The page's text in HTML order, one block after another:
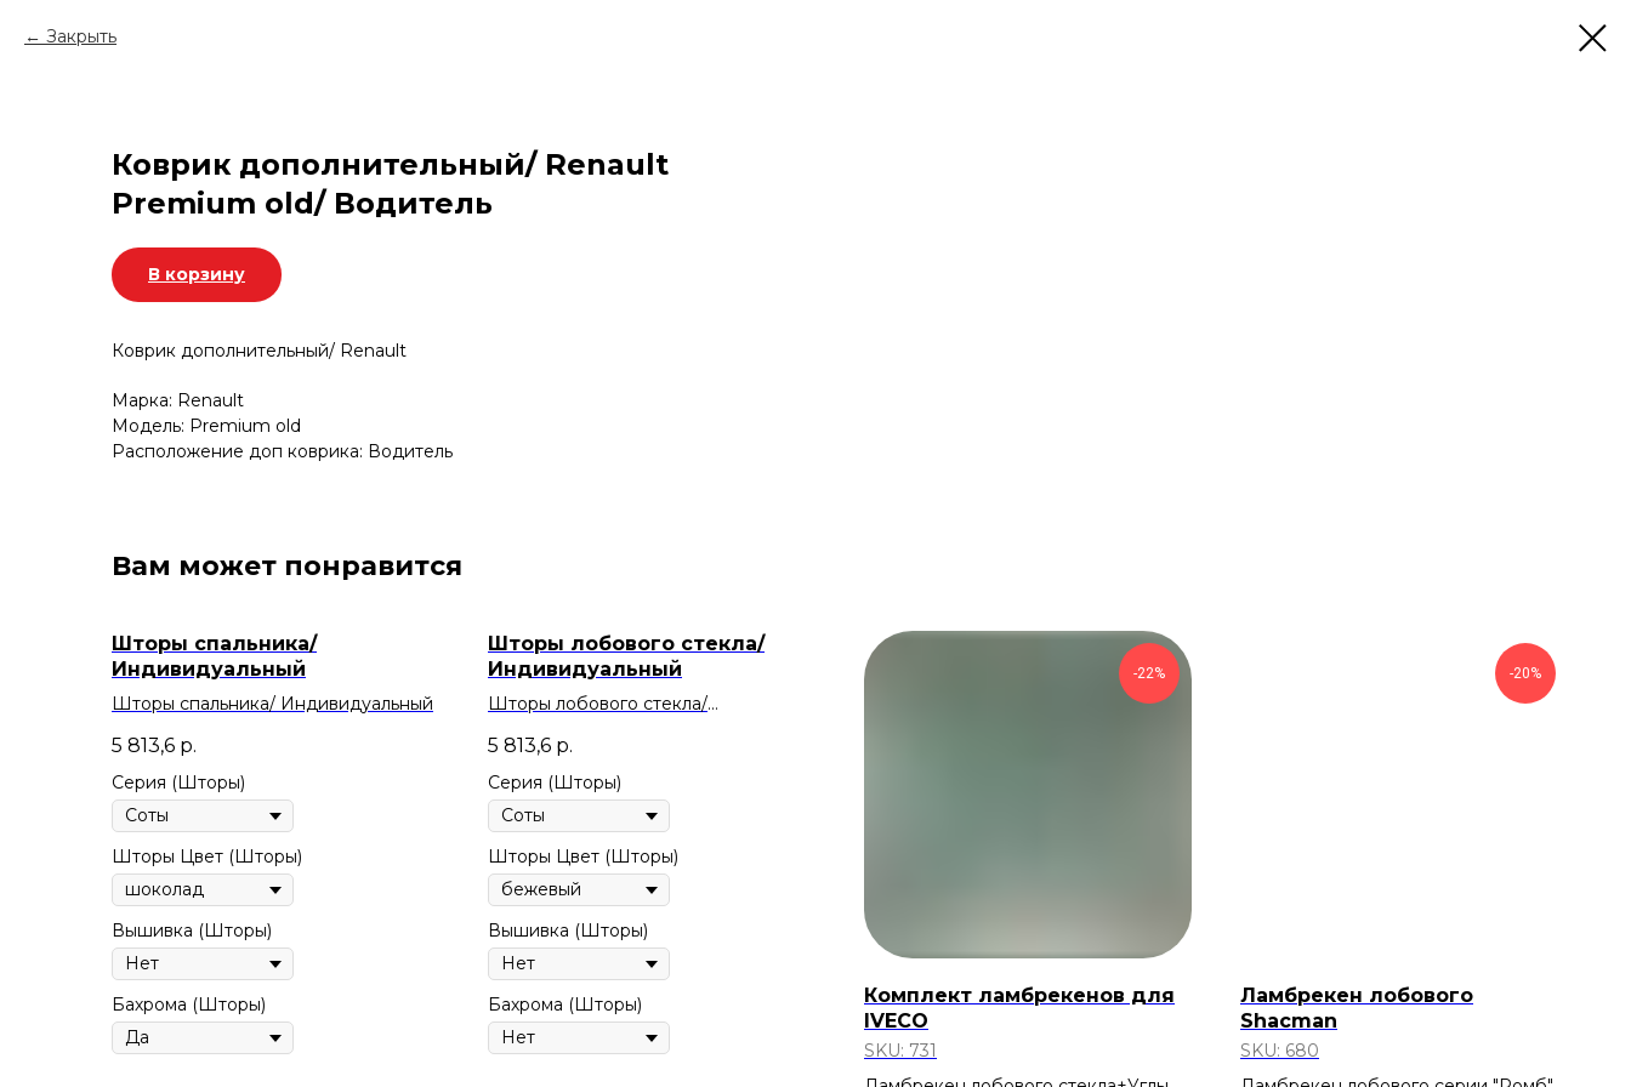
Закрыть
Коврик дополнительный/ Renault
Premium old/ Водитель
В корзину
Коврик дополнительный/ Renault
Марка: Renault
Модель: Premium old
Расположение доп коврика: Водитель
Вам может понравится
Шторы спальника/
Индивидуальный
Шторы спальника/ Индивидуальный
5 813,6 р.
Серия (Шторы)
Шторы Цвет (Шторы)
Вышивка (Шторы)
Бахрома (Шторы)
Шторы лобового стекла/
Индивидуальный
Шторы лобового стекла/
5 813,6 р.
Серия (Шторы)
Шторы Цвет (Шторы)
Вышивка (Шторы)
Бахрома (Шторы)
-22%
Комплект ламбрекенов для
IVECO
SKU: 731
-20%
Ламбрекен лобового
Shacman
SKU: 680